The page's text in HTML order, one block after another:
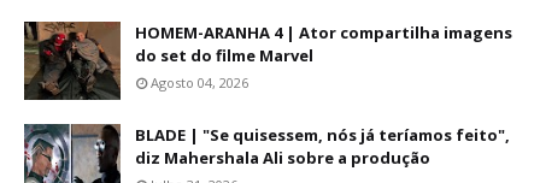
HOMEM-ARANHA 4 | Ator compartilha imagens
do set do filme Marvel
Agosto 04, 2026
BLADE | "Se quisessem, nós já teríamos feito",
diz Mahershala Ali sobre a produção